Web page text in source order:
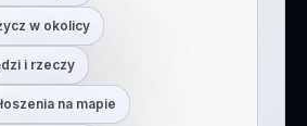
w okolicy
i rzeczy
na mapie